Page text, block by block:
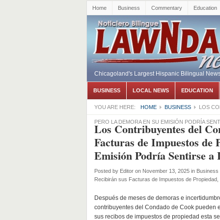
Home Business Commentary Education
Chicagoland's Largest Hispanic Bilingual
BUSINESS LOCAL NEWS EDUCATION
YOU ARE HERE: HOME BUSINESS LOS
PERO LA DEMORA EN SU EMISIÓN PODRÍA
Los Contribuyentes del
Facturas de Impuestos de
Emisión Podría Sentirse a
Posted by Editor on November 13, 2025 in Business
Recibirán sus Facturas de Impuestos de
Después de meses de demoras e
contribuyentes del Condado de Cook pueden
sus recibos de impuestos de propiedad esta